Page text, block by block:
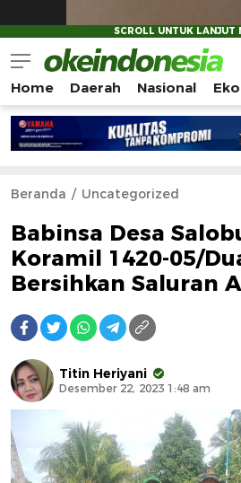
Okeindonesia.Online
Mengonlinekan Indonesia
Home Daerah Nasional
Beranda Uncategorized
Babinsa Desa
Koramil 1420-05/
Bersihkan Saluran
Titin Heriyani
Desember 22, 2023 1:48 am